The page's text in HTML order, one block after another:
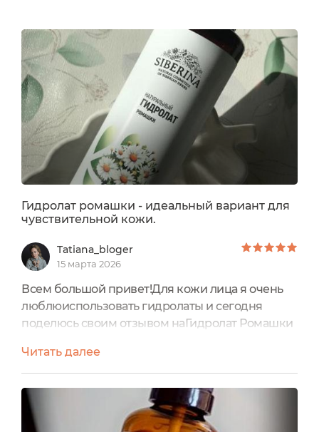
Гидролат ромашки - идеальный вариант для
чувствительной кожи.
Tatiana_bloger
15 марта 2026
Всем большой привет!Для кожи лица я очень
люблюиспользовать гидролаты и сегодня
поделюсь своим отзывом наГидролат Ромашки
флаконе,на котором имеетсявся необходимая
информация.Состав:Matricaria chamomilla L.
Water (гидролат ромашки - продукт
пароводяной дистилляции ромашки
аптечной).Состав полностью
Читать далее